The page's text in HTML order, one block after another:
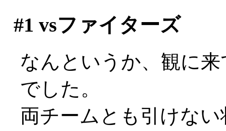
#1 vsファイターズ
なんというか、観に
でした。
両チームとも引けな